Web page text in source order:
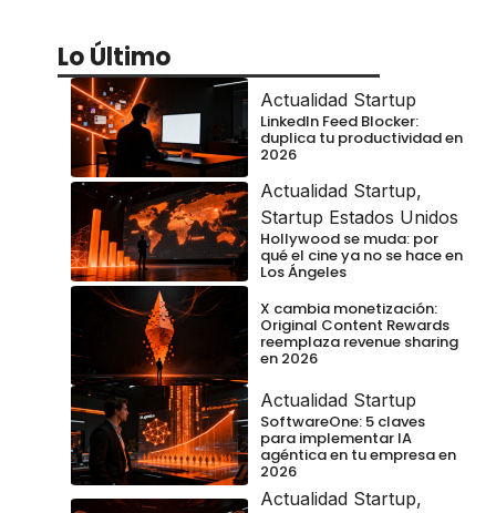
Lo Último
Actualidad Startup
LinkedIn Feed Blocker:
duplica tu productividad en
2026
Actualidad Startup,
Startup Estados Unidos
Hollywood se muda: por
qué el cine ya no se hace en
Los Ángeles
X cambia monetización:
Original Content Rewards
reemplaza revenue sharing
en 2026
Actualidad Startup
SoftwareOne: 5 claves
para implementar IA
agéntica en tu empresa en
2026
Actualidad Startup,